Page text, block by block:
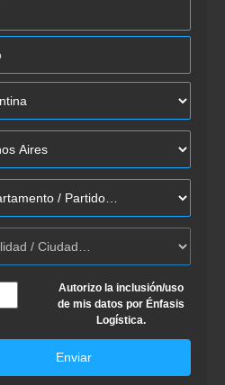
Autorizo la inclusión/uso
de mis datos por Énfasis
Logística.
Enviar